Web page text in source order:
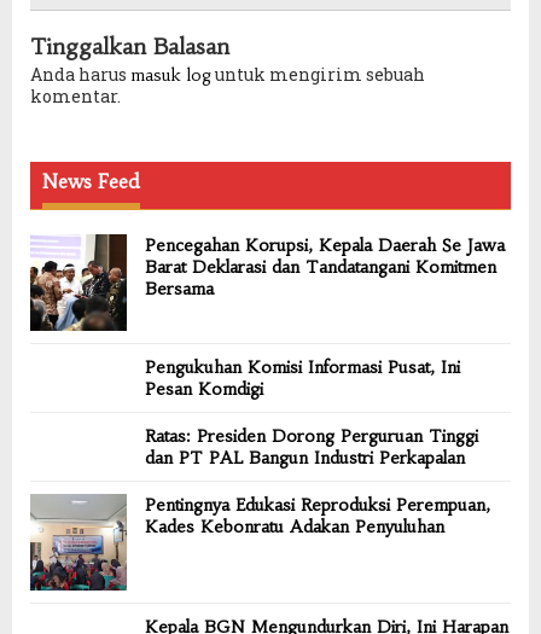
Tinggalkan Balasan
Anda harus masuk loguntuk mengirim sebuah
komentar.
News Feed
Pencegahan Korupsi, Kepala Daerah Se Jawa
Barat Deklarasi dan Tandatangani Komitmen
Bersama
Pengukuhan Komisi Informasi Pusat, Ini
Pesan Komdigi
Ratas: Presiden Dorong Perguruan Tinggi
dan PT PAL Bangun Industri Perkapalan
Pentingnya Edukasi Reproduksi Perempuan,
Kades Kebonratu Adakan Penyuluhan
Kepala BGN Mengundurkan Diri, Ini Harapan